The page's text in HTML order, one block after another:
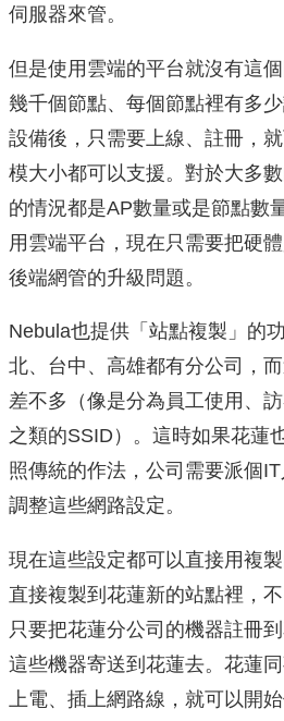
伺服器來管。
但是使用雲端的平台就沒有這
幾千個節點、每個節點裡有多
設備後，只需要上線、註冊，
模大小都可以支援。對於大多
的情況都是AP數量或是節點數
用雲端平台，現在只需要把硬
後端網管的升級問題。
Nebula也提供「站點複製」的
北、台中、高雄都有分公司，
差不多（像是分為員工使用、
之類的SSID）。這時如果花蓮
照傳統的作法，公司需要派個
調整這些網路設定。
現在這些設定都可以直接用複
直接複製到花蓮新的站點裡，
只要把花蓮分公司的機器註冊
這些機器寄送到花蓮去。花蓮
上電、插上網路線，就可以開始